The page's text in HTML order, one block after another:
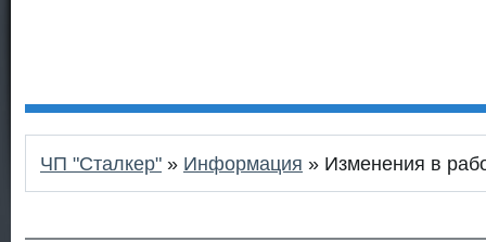
ЧП "Сталкер" » Информация » Изменения в